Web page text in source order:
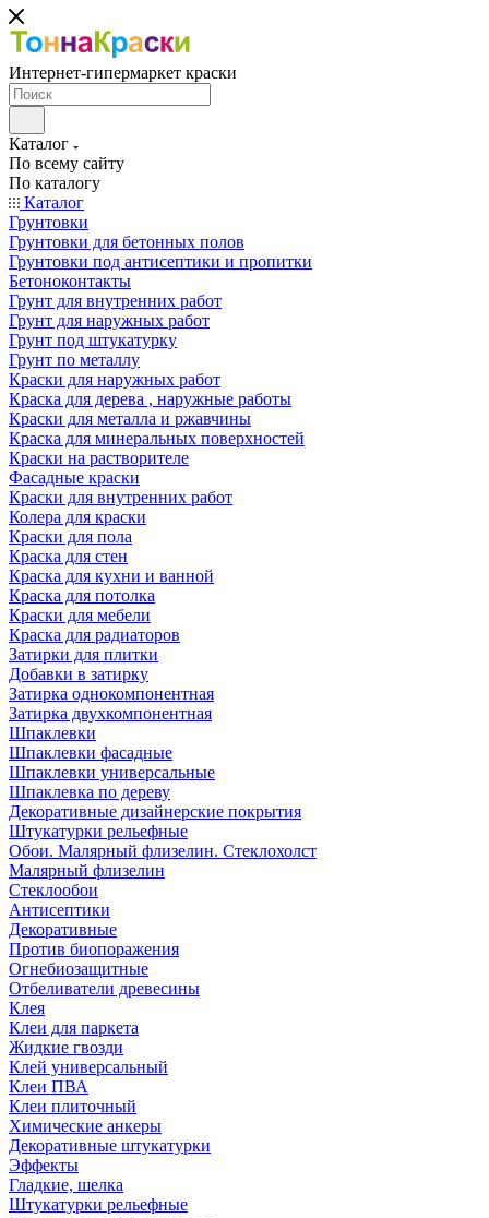
Интернет-гипермаркет краски
Каталог
По всему сайту
По каталогу
Каталог
Грунтовки
Грунтовки для бетонных полов
Грунтовки под антисептики и пропитки
Бетоноконтакты
Грунт для внутренних работ
Грунт для наружных работ
Грунт под штукатурку
Грунт по металлу
Краски для наружных работ
Краска для дерева , наружные работы
Краски для металла и ржавчины
Краска для минеральных поверхностей
Краски на растворителе
Фасадные краски
Краски для внутренних работ
Колера для краски
Краски для пола
Краска для стен
Краска для кухни и ванной
Краска для потолка
Краски для мебели
Краска для радиаторов
Затирки для плитки
Добавки в затирку
Затирка однокомпонентная
Затирка двухкомпонентная
Шпаклевки
Шпаклевки фасадные
Шпаклевки универсальные
Шпаклевка по дереву
Декоративные дизайнерские покрытия
Штукатурки рельефные
Обои. Малярный флизелин. Стеклохолст
Малярный флизелин
Стеклообои
Антисептики
Декоративные
Против биопоражения
Огнебиозащитные
Отбеливатели древесины
Клея
Клеи для паркета
Жидкие гвозди
Клей универсальный
Клеи ПВА
Клеи плиточный
Химические анкеры
Декоративные штукатурки
Эффекты
Гладкие, шелка
Штукатурки рельефные